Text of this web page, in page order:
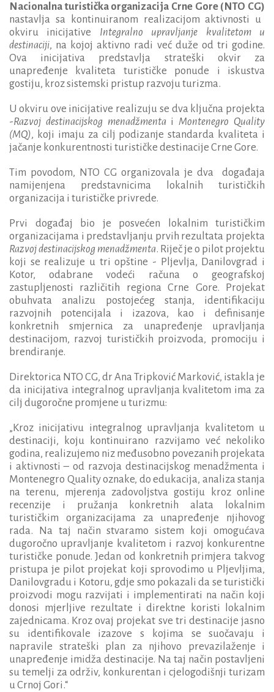
Nacionalna turistička organizacija Crne Gore (NTO CG)
nastavlja sa kontinuiranom realizacijom aktivnosti u
okviru inicijative Integralno upravljanje kvalitetom u
destinaciji, na kojoj aktivno radi već duže od tri godine.
Ova inicijativa predstavlja strateški okvir za
unapređenje kvaliteta turističke ponude i iskustva
gostiju, kroz sistemski pristup razvoju turizma.
U okviru ove inicijative realizuju se dva ključna projekta
-Razvoj destinacijskog menadžmentaiMontenegro Quality
(MQ), koji imaju za cilj podizanje standarda kvaliteta i
jačanje konkurentnosti turističke destinacije Crne Gore.
Tim povodom, NTO CG organizovala je dva događaja
namijenjena predstavnicima lokalnih turističkih
organizacija i turističke privrede.
Prvi događaj bio je posvećen lokalnim turističkim
organizacijama i predstavljanju prvih rezultata projekta
Razvoj destinacijskog menadžmenta. Riječ je o pilot projektu
koji se realizuje u tri opštine - Pljevlja, Danilovgrad i
Kotor, odabrane vodeći računa o geografskoj
zastupljenosti različitih regiona Crne Gore. Projekat
obuhvata analizu postojećeg stanja, identifikaciju
razvojnih potencijala i izazova, kao i definisanje
konkretnih smjernica za unapređenje upravljanja
destinacijom, razvoj turističkih proizvoda, promociju i
brendiranje.
Direktorica NTO CG, dr Ana Tripković Marković, istakla je
da inicijativa integralnog upravljanja kvalitetom ima za
cilj dugoročne promjene u turizmu:
„Kroz inicijativu integralnog upravljanja kvalitetom u
destinaciji, koju kontinuirano razvijamo već nekoliko
godina, realizujemo niz međusobno povezanih projekata
i aktivnosti – od razvoja destinacijskog menadžmenta i
Montenegro Quality oznake, do edukacija, analiza stanja
na terenu, mjerenja zadovoljstva gostiju kroz online
recenzije i pružanja konkretnih alata lokalnim
turističkim organizacijama za unapređenje njihovog
rada. Na taj način stvaramo sistem koji omogućava
dugoročno upravljanje kvalitetom i razvoj konkurentne
turističke ponude. Jedan od konkretnih primjera takvog
pristupa je pilot projekat koji sprovodimo u Pljevljima,
Danilovgradu i Kotoru, gdje smo pokazali da se turistički
proizvodi mogu razvijati i implementirati na način koji
donosi mjerljive rezultate i direktne koristi lokalnim
zajednicama. Kroz ovaj projekat sve tri destinacije jasno
su identifikovale izazove s kojima se suočavaju i
napravile strateški plan za njihovo prevazilaženje i
unapređenje imidža destinacije. Na taj način postavljeni
su temelji za održiv, konkurentan i cjelogodišnji turizam
u Crnoj Gori.“